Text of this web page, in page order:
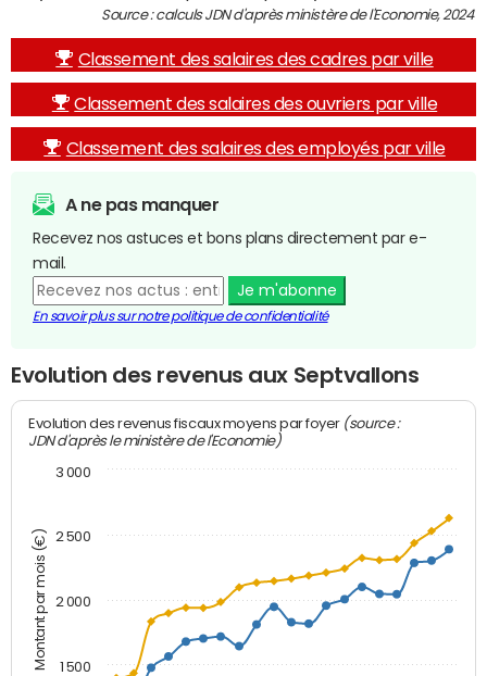
Source : calculs JDN d'après ministère de l'Economie, 2024
Classement des salaires des cadres par ville
Classement des salaires des ouvriers par ville
Classement des salaires des employés par ville
A ne pas manquer
Recevez nos astuces et bons plans directement par e-
mail.
Je m'abonne
En savoir plus sur notre politique de confidentialité
Evolution des revenus aux Septvallons
Montant par mois (€)
Evolution des revenus fiscaux moyens par foyer (source :
JDN d'après le ministère de l'Economie)
1 500
2 000
2 500
3 000